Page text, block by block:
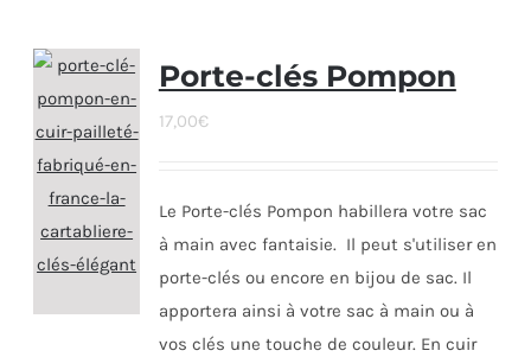
Porte-clés Pompon
17,00€
Le Porte-clés Pompon habillera votre sac
à main avec fantaisie. Il peut s'utiliser en
porte-clés ou encore en bijou de sac. Il
apportera ainsi à votre sac à main ou à
vos clés une touche de couleur. En cuir